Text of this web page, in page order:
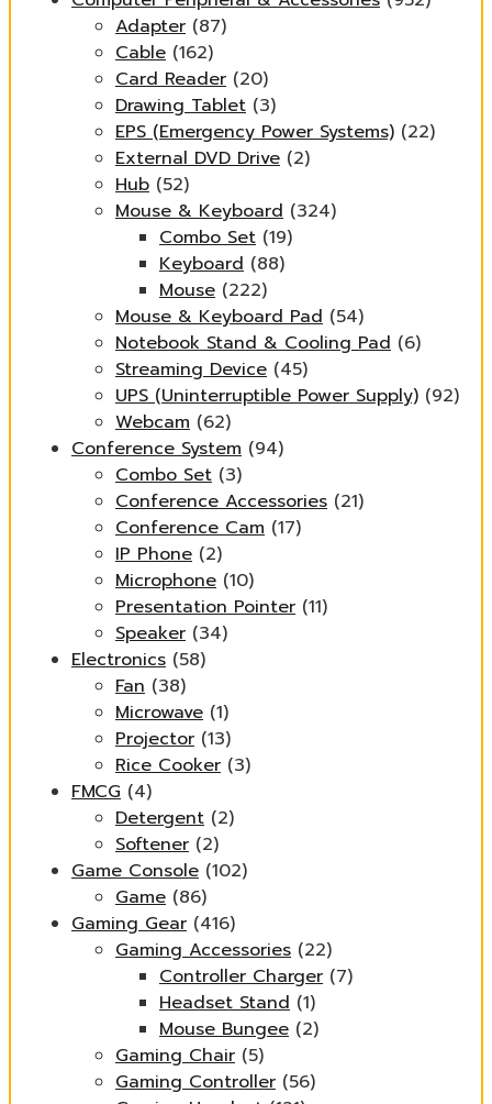
Adapter (87)
Cable (162)
Card Reader (20)
Drawing Tablet (3)
EPS (Emergency Power Systems) (22)
External DVD Drive (2)
Hub (52)
Mouse & Keyboard (324)
Combo Set (19)
Keyboard (88)
Mouse (222)
Mouse & Keyboard Pad (54)
Notebook Stand & Cooling Pad (6)
Streaming Device (45)
UPS (Uninterruptible Power Supply) (92)
Webcam (62)
Conference System (94)
Combo Set (3)
Conference Accessories (21)
Conference Cam (17)
IP Phone (2)
Microphone (10)
Presentation Pointer (11)
Speaker (34)
Electronics (58)
Fan (38)
Microwave (1)
Projector (13)
Rice Cooker (3)
FMCG (4)
Detergent (2)
Softener (2)
Game Console (102)
Game (86)
Gaming Gear (416)
Gaming Accessories (22)
Controller Charger (7)
Headset Stand (1)
Mouse Bungee (2)
Gaming Chair (5)
Gaming Controller (56)